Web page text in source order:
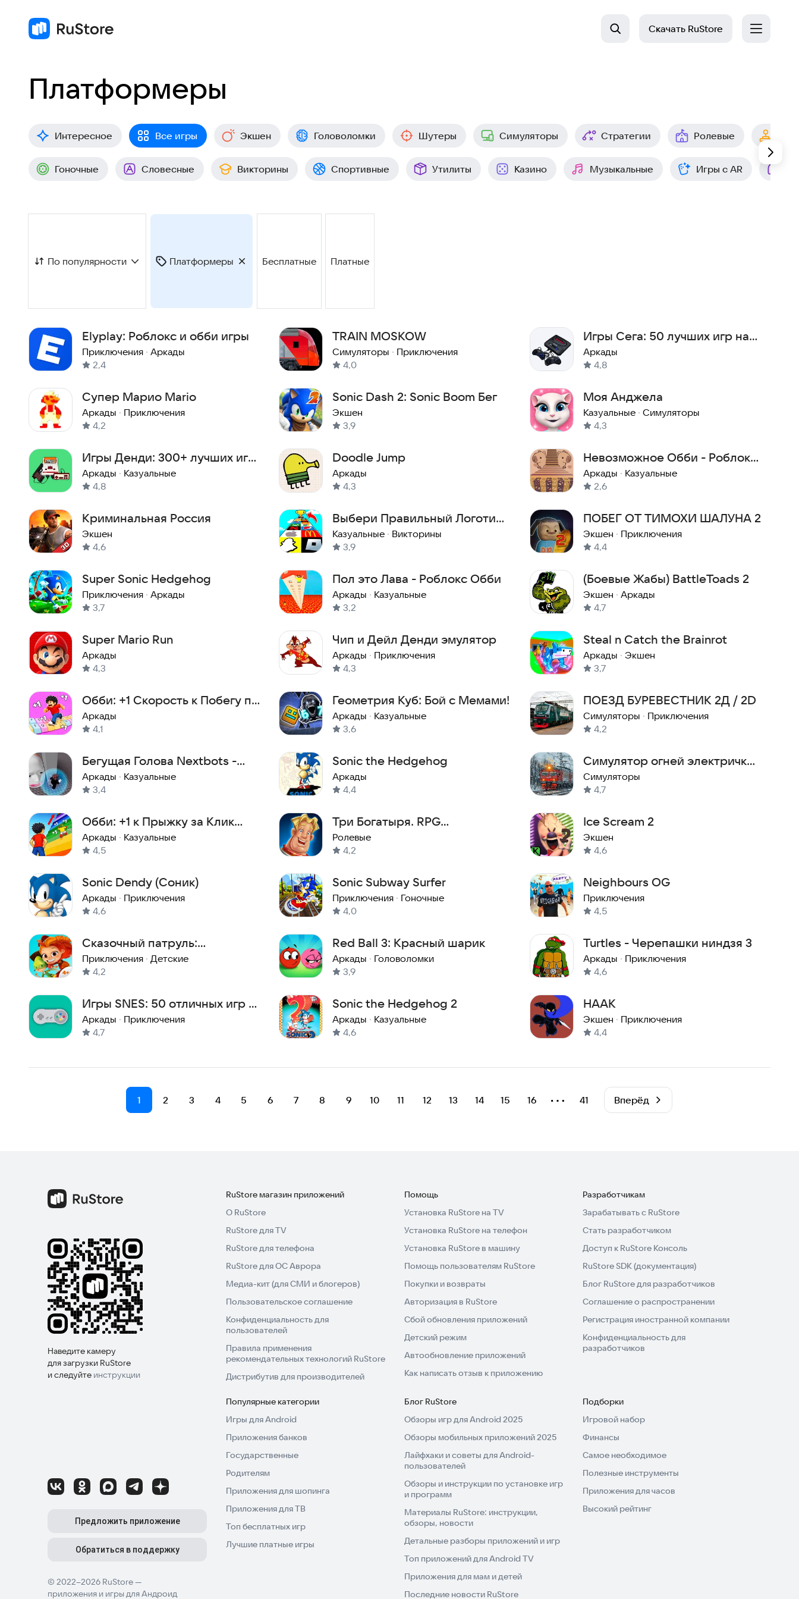
Скачать RuStore
Платформеры
Интересное Все игры Экшен Головоломки Шутеры Симуляторы Стратегии Ролевые
Гоночные Словесные Викторины Спортивные Утилиты Казино Музыкальные Игры с AR
По популярности Платформеры Бесплатные Платные
Elyplay: Роблокс и обби игры
Приключения · Аркады
2,4
TRAIN MOSKOW
Симуляторы · Приключения
4,0
Игры Сега: 50 лучших игр на
русском языке
Аркады
4,8
Супер Марио Mario
Аркады · Приключения
4,2
Sonic Dash 2: Sonic Boom Бег
Экшен
3,9
Моя Анджела
Казуальные · Симуляторы
4,3
Игры Денди: 300+ лучших игр
на русском языке
Аркады · Казуальные
4,8
Doodle Jump
Аркады
4,3
Невозможное Обби - Роблокс
Паркур
Аркады · Казуальные
2,6
Криминальная Россия
Экшен
4,6
Выбери Правильный Логотип:
Роблокс Обби!
Казуальные · Викторины
3,9
ПОБЕГ ОТ ТИМОХИ ШАЛУНА 2
Экшен · Приключения
4,4
Super Sonic Hedgehog
Приключения · Аркады
3,7
Пол это Лава - Роблокс Обби
Аркады · Казуальные
3,2
(Боевые Жабы) BattleToads 2
Экшен · Аркады
4,7
Super Mario Run
Аркады
4,3
Чип и Дейл Денди эмулятор
Аркады · Приключения
4,3
Steal n Catch the Brainrot
Аркады · Экшен
3,7
Обби: +1 Скорость к Побегу по
Клавиатуре
Аркады
4,1
Геометрия Куб: Бой с Мемами!
Аркады · Казуальные
3,6
ПОЕЗД БУРЕВЕСТНИК 2Д / 2D
Симуляторы · Приключения
4,2
Бегущая Голова Nextbots -
Обби
Аркады · Казуальные
3,4
Sonic the Hedgehog
Аркады
4,4
Симулятор огней электрички
2D
Симуляторы
4,7
Обби: +1 к Прыжку за Клик
Роблокс
Аркады · Казуальные
4,5
Три Богатыря. RPG
приключения
Ролевые
4,2
Ice Scream 2
Экшен
4,6
Sonic Dendy (Соник)
Аркады · Приключения
4,6
Sonic Subway Surfer
Приключения · Гоночные
4,0
Neighbours OG
Приключения
4,5
Сказочный патруль:
Приключения
Приключения · Детские
4,2
Red Ball 3: Красный шарик
Аркады · Головоломки
3,9
Turtles - Черепашки ниндзя 3
Аркады · Приключения
4,6
Игры SNES: 50 отличных игр с
консоли Супернинтендо
Аркады · Приключения
4,7
Sonic the Hedgehog 2
Аркады · Казуальные
4,6
HAAK
Экшен · Приключения
4,4
1 2 3 4 5 6 7 8 9 10 11 12 13 14 15 16 ⋯ 41 Вперёд
Наведите камеру
для загрузки RuStore
и следуйте инструкции
© 2022–2026 RuStore —
приложения и игры для Андроид
Предложить приложение
Обратиться в поддержку
RuStore магазин приложений
О RuStore
RuStore для TV
RuStore для телефона
RuStore для ОС Аврора
Медиа-кит (для СМИ и блогеров)
Пользовательское соглашение
Конфиденциальность для
пользователей
Правила применения
рекомендательных технологий RuStore
Дистрибутив для производителей
Помощь
Установка RuStore на TV
Установка RuStore на телефон
Установка RuStore в машину
Помощь пользователям RuStore
Покупки и возвраты
Авторизация в RuStore
Сбой обновления приложений
Детский режим
Автообновление приложений
Как написать отзыв к приложению
Разработчикам
Зарабатывать с RuStore
Стать разработчиком
Доступ к RuStore Консоль
RuStore SDK (документация)
Блог RuStore для разработчиков
Соглашение о распространении
Регистрация иностранной компании
Конфиденциальность для
разработчиков
Популярные категории
Игры для Android
Приложения банков
Государственные
Родителям
Приложения для шопинга
Приложения для ТВ
Топ бесплатных игр
Лучшие платные игры
Блог RuStore
Обзоры игр для Android 2025
Обзоры мобильных приложений 2025
Лайфхаки и советы для Android-
пользователей
Обзоры и инструкции по установке игр
и программ
Материалы RuStore: инструкции,
обзоры, новости
Детальные разборы приложений и игр
Топ приложений для Android TV
Приложения для мам и детей
Последние новости RuStore
Подборки
Игровой набор
Финансы
Самое необходимое
Полезные инструменты
Приложения для часов
Высокий рейтинг